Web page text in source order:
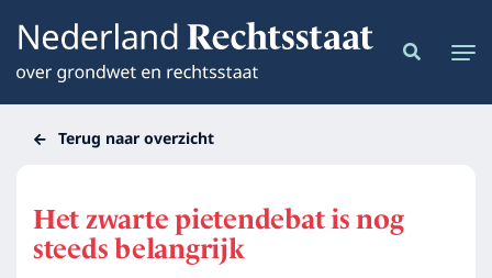
Terug naar overzicht
Het zwarte pietendebat is nog
steeds belangrijk